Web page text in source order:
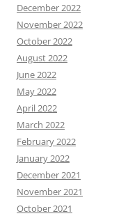
December 2022
November 2022
October 2022
August 2022
June 2022
May 2022
April 2022
March 2022
February 2022
January 2022
December 2021
November 2021
October 2021